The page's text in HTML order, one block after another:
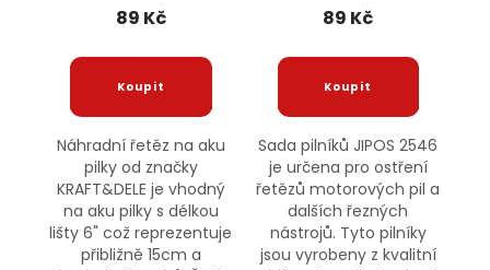
89 Kč
Náhradní řetěz na aku
pilky od značky
KRAFT&DELE je vhodný
na aku pilky s délkou
lišty 6" což reprezentuje
přibližně 15cm a
89 Kč
Sada pilníků JIPOS 2546
je určena pro ostření
řetězů motorových pil a
dalších řezných
nástrojů. Tyto pilníky
jsou vyrobeny z kvalitní